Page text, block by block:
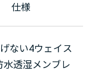
仕様
ない4ウェイス
水透湿メンブレ